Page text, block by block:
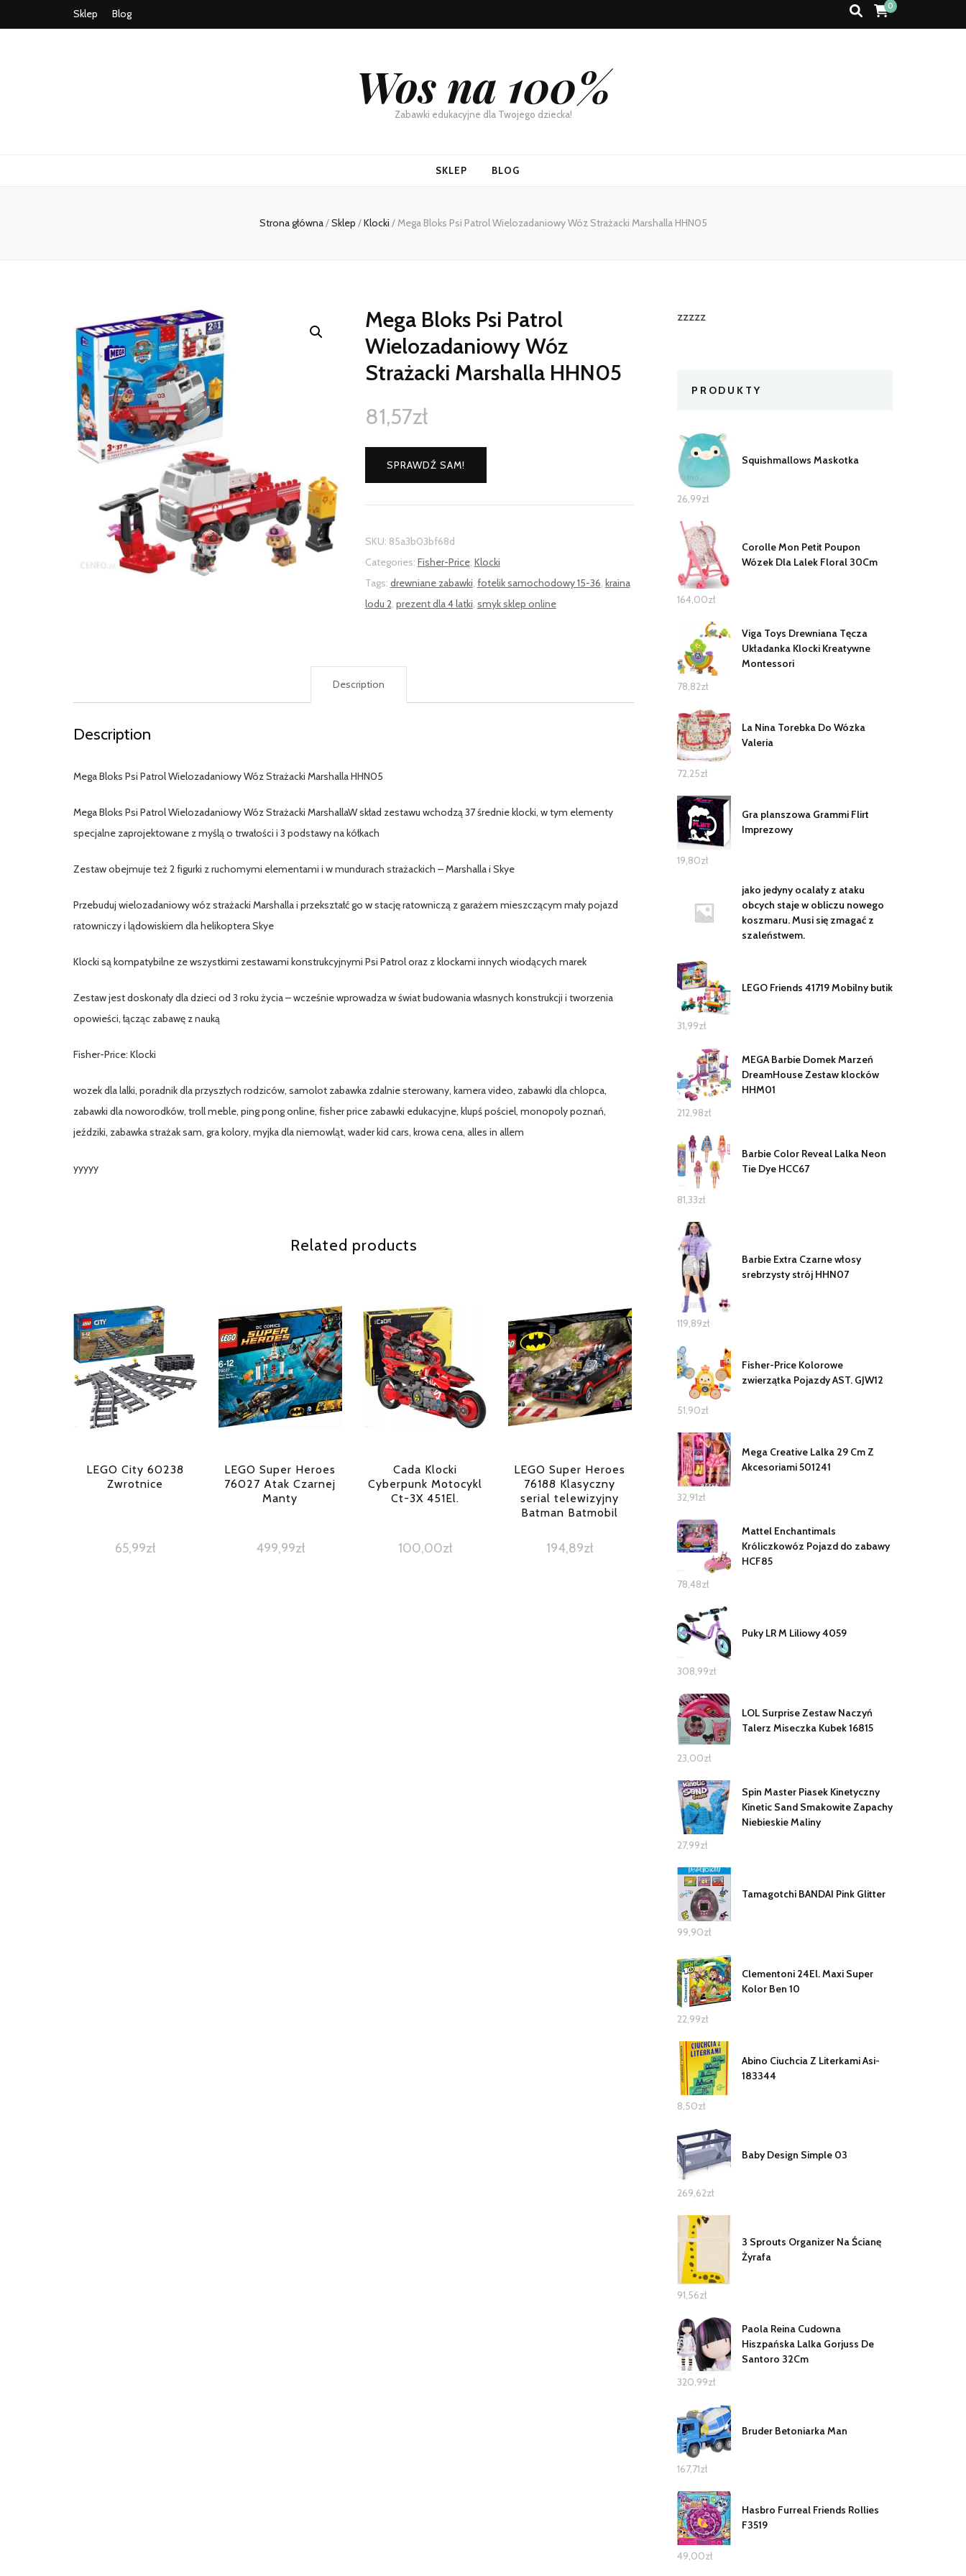
Sklep Blog
0
Wos na 100%
Zabawki edukacyjne dla Twojego dziecka!
SKLEP BLOG
Strona główna/Sklep /Klocki /Mega Bloks Psi Patrol Wielozadaniowy Wóz Strażacki Marshalla HHN05
Mega Bloks Psi Patrol
Wielozadaniowy Wóz
Strażacki Marshalla HHN05
81,57zł
SPRAWDŹ SAM!
SKU: 85a3b03bf68d
Categories: Fisher-Price, Klocki
Tags: drewniane zabawki, fotelik samochodowy 15-36, kraina
lodu 2, prezent dla 4 latki, smyk sklep online
Description
Description
Mega Bloks Psi Patrol Wielozadaniowy Wóz Strażacki Marshalla HHN05
Mega Bloks Psi Patrol Wielozadaniowy Wóz Strażacki MarshallaW skład zestawu wchodzą 37 średnie klocki, w tym elementy
specjalne zaprojektowane z myślą o trwałości i 3 podstawy na kółkach
Zestaw obejmuje też 2 figurki z ruchomymi elementami i w mundurach strażackich – Marshalla i Skye
Przebuduj wielozadaniowy wóz strażacki Marshalla i przekształć go w stację ratowniczą z garażem mieszczącym mały pojazd
ratowniczy i lądowiskiem dla helikoptera Skye
Klocki są kompatybilne ze wszystkimi zestawami konstrukcyjnymi Psi Patrol oraz z klockami innych wiodących marek
Zestaw jest doskonały dla dzieci od 3 roku życia – wcześnie wprowadza w świat budowania własnych konstrukcji i tworzenia
opowieści, łącząc zabawę z nauką
Fisher-Price: Klocki
wozek dla lalki, poradnik dla przyszłych rodziców, samolot zabawka zdalnie sterowany, kamera video, zabawki dla chlopca,
zabawki dla noworodków, troll meble, ping pong online, fisher price zabawki edukacyjne, klupś pościel, monopoly poznań,
jeździki, zabawka strażak sam, gra kolory, myjka dla niemowląt, wader kid cars, krowa cena, alles in allem
yyyyy
Related products
LEGO City 60238
Zwrotnice
65,99zł
LEGO Super Heroes
76027 Atak Czarnej
Manty
499,99zł
Cada Klocki
Cyberpunk Motocykl
Ct-3X 451El.
100,00zł
LEGO Super Heroes
76188 Klasyczny
serial telewizyjny
Batman Batmobil
194,89zł
zzzzz
PRODUKTY
Squishmallows Maskotka
26,99zł
Corolle Mon Petit Poupon
Wózek Dla Lalek Floral 30Cm
164,00zł
Viga Toys Drewniana Tęcza
Układanka Klocki Kreatywne
Montessori
78,82zł
La Nina Torebka Do Wózka
Valeria
72,25zł
Gra planszowa Grammi Flirt
Imprezowy
19,80zł
jako jedyny ocalały z ataku
obcych staje w obliczu nowego
koszmaru. Musi się zmagać z
szaleństwem.
LEGO Friends 41719 Mobilny butik
31,99zł
MEGA Barbie Domek Marzeń
DreamHouse Zestaw klocków
HHM01
212,98zł
Barbie Color Reveal Lalka Neon
Tie Dye HCC67
81,33zł
Barbie Extra Czarne włosy
srebrzysty strój HHN07
119,89zł
Fisher-Price Kolorowe
zwierzątka Pojazdy AST. GJW12
51,90zł
Mega Creative Lalka 29 Cm Z
Akcesoriami 501241
32,91zł
Mattel Enchantimals
Króliczkowóz Pojazd do zabawy
HCF85
78,48zł
Puky LR M Liliowy 4059
308,99zł
LOL Surprise Zestaw Naczyń
Talerz Miseczka Kubek 16815
23,00zł
Spin Master Piasek Kinetyczny
Kinetic Sand Smakowite Zapachy
Niebieskie Maliny
27,99zł
Tamagotchi BANDAI Pink Glitter
99,90zł
Clementoni 24El. Maxi Super
Kolor Ben 10
22,99zł
Abino Ciuchcia Z Literkami Asi-
183344
8,50zł
Baby Design Simple 03
269,62zł
3 Sprouts Organizer Na Ścianę
Żyrafa
91,56zł
Paola Reina Cudowna
Hiszpańska Lalka Gorjuss De
Santoro 32Cm
320,99zł
Bruder Betoniarka Man
167,71zł
Hasbro Furreal Friends Rollies
F3519
49,00zł